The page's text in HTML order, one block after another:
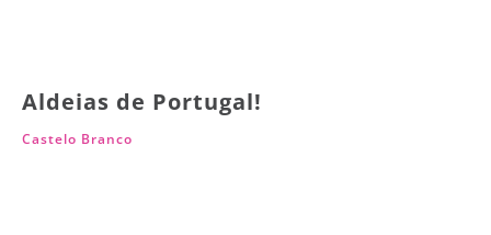
Aldeias de Portugal!
Castelo Branco